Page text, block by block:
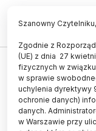
ŚWIAT
U
zimne
06.09.2025
Szanowny Czytelniku,
Zgodnie z
(UE) z dnia 27
fizycznych w
w sprawie
uchylenia dyrektywy
ochronie danych)
danych.
w Warszawie przy